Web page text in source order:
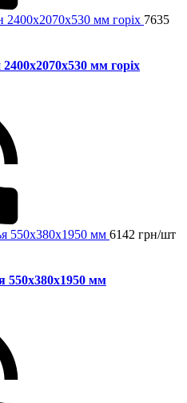
7635
мм горіх
6142 грн/шт
мм